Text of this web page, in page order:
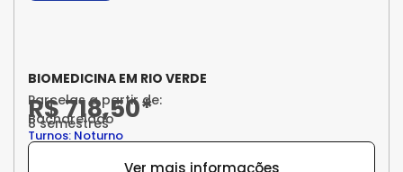
BIOMEDICINA EM RIO VERDE
Parcelas a partir de:
R$ 718,50*
Bacharelado
8 semestres
Turnos: Noturno
Ver mais informações